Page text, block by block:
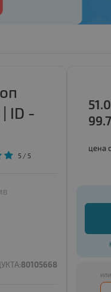
ID -
5 / 5
80105668
цена